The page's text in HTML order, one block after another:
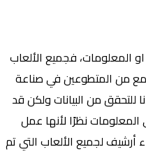
المعلومات، فجميع الألعاب
من المتطوعين في صناعة
للتحقق من البيانات ولكن قد
نظرًا لأنها عمل
لجميع الألعاب التي تم